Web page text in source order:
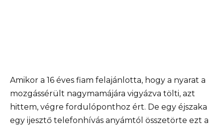
Amikor a 16 éves fiam felajánlotta, hogy a nyarat a
mozgássérült nagymamájára vigyázva tölti, azt
hittem, végre fordulóponthoz ért. De egy éjszaka
egy ijesztő telefonhívás anyámtól összetörte ezt a